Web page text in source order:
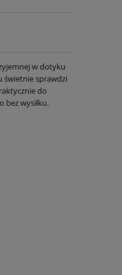
w dotyku
świetnie sprawdzi
do
bez wysiłku.